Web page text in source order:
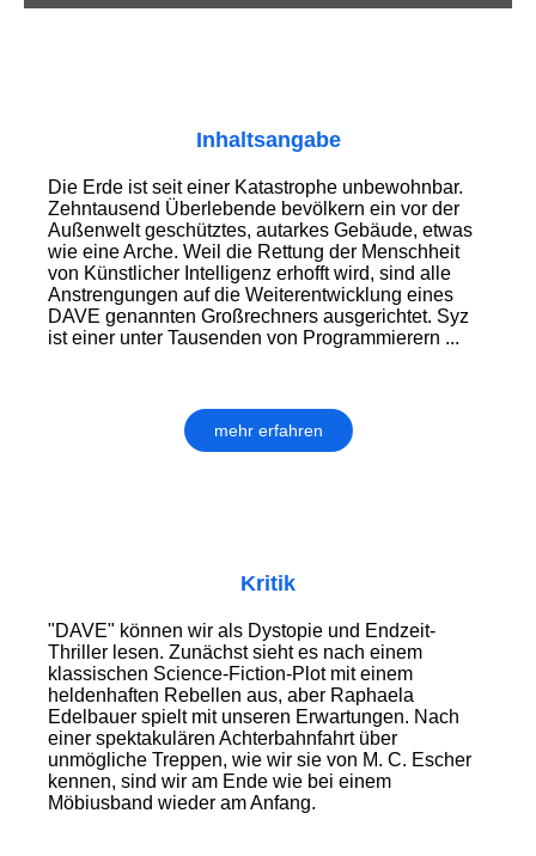
Inhaltsangabe
Die Erde ist seit einer Katastrophe unbewohnbar.
Zehntausend Überlebende bevölkern ein vor der
Außenwelt geschütztes, autarkes Gebäude, etwas
wie eine Arche. Weil die Rettung der Menschheit
von Künstlicher Intelligenz erhofft wird, sind alle
Anstrengungen auf die Weiterentwicklung eines
DAVE genannten Großrechners ausgerichtet. Syz
ist einer unter Tausenden von Programmierern ...
mehr erfahren
Kritik
"DAVE" können wir als Dystopie und Endzeit-
Thriller lesen. Zunächst sieht es nach einem
klassischen Science-Fiction-Plot mit einem
heldenhaften Rebellen aus, aber Raphaela
Edelbauer spielt mit unseren Erwartungen. Nach
einer spektakulären Achterbahnfahrt über
unmögliche Treppen, wie wir sie von M. C. Escher
kennen, sind wir am Ende wie bei einem
Möbiusband wieder am Anfang.